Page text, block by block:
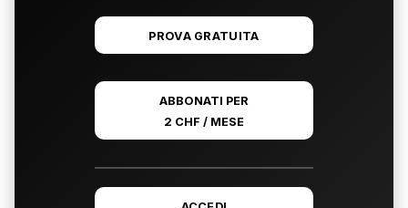
PROVA GRATUITA
ABBONATI PER
2 CHF / MESE